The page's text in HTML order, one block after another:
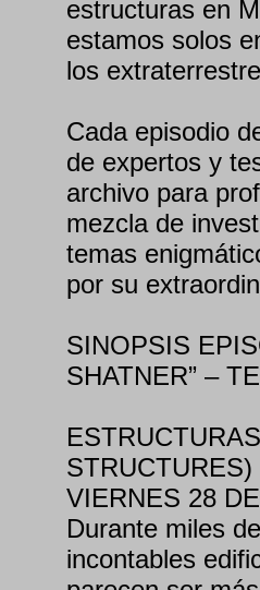
estructuras en
estamos solos
los
Cada episodio
de expertos y
archivo para
mezcla de
temas
por su
SINOPSIS
SHATNER” –
STRUCTURES)
VIERNES 28
Durante miles
incontables